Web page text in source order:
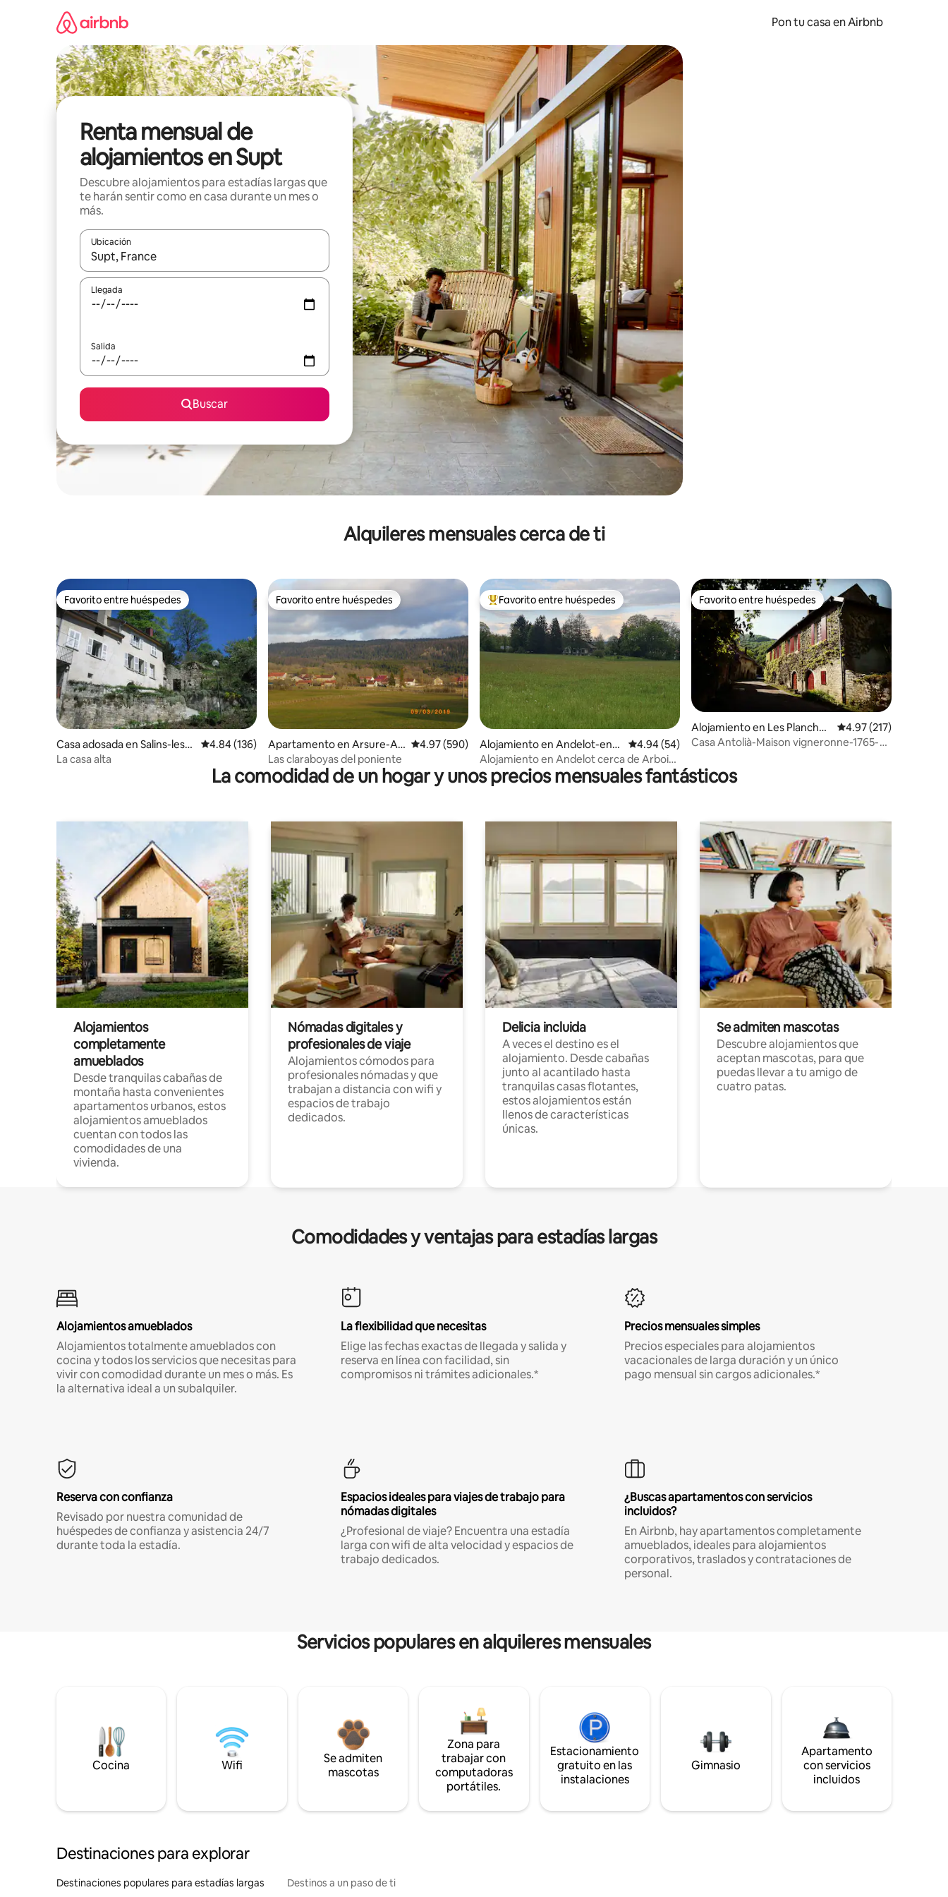
Pon tu casa en Airbnb
Renta mensual de
alojamientos en Supt
Descubre alojamientos para estadías largas que
te harán sentir como en casa durante un mes o
más.
Ubicación
Cuando los resultados estén disponibles, navega con las teclas de flecha hacia arriba y hacia abajo o explora con el tacto o desliza el dedo.
Llegada
Salida
Buscar
Alquileres mensuales cerca de ti
Favorito entre huéspedes
Favorito entre huéspedes
Casa adosada en Salins-les-B
ains
Calificación promedio: 4.84 de 5, 136 reseñas
4.84 (136)
La casa alta
Favorito entre huéspedes
Favorito entre huéspedes
Apartamento en Arsure-Ar
surette
Calificación promedio: 4.97 de 5, 590 reseñas
4.97 (590)
Las claraboyas del poniente
Favorito entre huéspedes preferido
Favorito entre huéspedes
Alojamiento en Andelot-en-
Montagne
Calificación promedio: 4.94 de 5, 54 reseñas
4.94 (54)
Alojamiento en Andelot cerca de Arbois-
Salins
Favorito entre huéspedes
Favorito entre huéspedes
Alojamiento en Les Planches
-près-Arbois
Calificación promedio:
4.97 (217)
Casa Antolià-Maison vigneronne-1765-
La comodidad de un hogar y unos precios mensuales fantásticos
Alojamientos
completamente
amueblados
Desde tranquilas cabañas de
montaña hasta convenientes
apartamentos urbanos, estos
alojamientos amueblados
cuentan con todos las
comodidades de una
vivienda.
Nómadas digitales y
profesionales de viaje
Alojamientos cómodos para
profesionales nómadas y que
trabajan a distancia con wifi y
espacios de trabajo
dedicados.
Delicia incluida
A veces el destino es el
alojamiento. Desde cabañas
junto al acantilado hasta
tranquilas casas flotantes,
estos alojamientos están
llenos de características
únicas.
Se admiten mascotas
Descubre alojamientos que
aceptan mascotas, para que
puedas llevar a tu amigo de
cuatro patas.
Comodidades y ventajas para estadías largas
Alojamientos amueblados
Alojamientos totalmente amueblados con
cocina y todos los servicios que necesitas para
vivir con comodidad durante un mes o más. Es
la alternativa ideal a un subalquiler.
La flexibilidad que necesitas
Elige las fechas exactas de llegada y salida y
reserva en línea con facilidad, sin
compromisos ni trámites adicionales.*
Precios mensuales simples
Precios especiales para alojamientos
vacacionales de larga duración y un único
pago mensual sin cargos adicionales.*
Reserva con confianza
Revisado por nuestra comunidad de
huéspedes de confianza y asistencia 24/7
durante toda la estadía.
Espacios ideales para viajes de trabajo para
nómadas digitales
¿Profesional de viaje? Encuentra una estadía
larga con wifi de alta velocidad y espacios de
trabajo dedicados.
¿Buscas apartamentos con servicios
incluidos?
En Airbnb, hay apartamentos completamente
amueblados, ideales para alojamientos
corporativos, traslados y contrataciones de
personal.
Servicios populares en alquileres mensuales
Cocina Wifi
Se admiten
mascotas
Zona para
trabajar con
computadoras
portátiles.
Estacionamiento
gratuito en las
instalaciones
Gimnasio
Apartamento
con servicios
incluidos
Destinaciones para explorar
Destinaciones populares para estadías largas Destinos a un paso de ti